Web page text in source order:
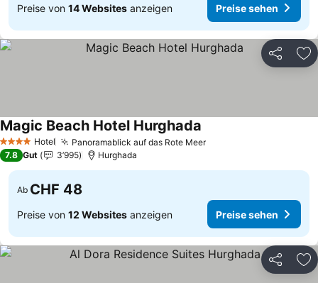
Preise von 14 Websites anzeigen Preise sehen
Teilen
4 Sterne Hotel Panoramablick auf das Rote Meer
Magic Beach Hotel Hurghada
7.8 Gut 3’995 Hurghada
Ab CHF 48
Preise von 12 Websites anzeigen Preise sehen
Teilen